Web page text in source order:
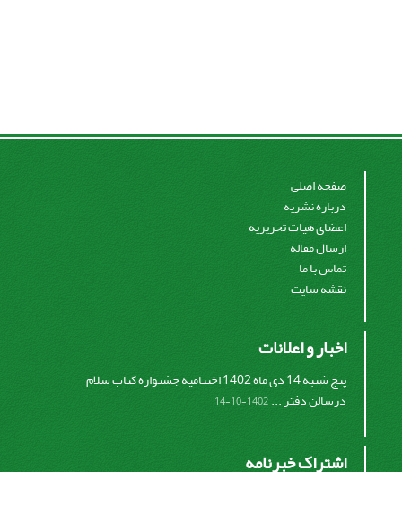
صفحه اصلی
درباره نشریه
اعضای هیات تحریریه
ارسال مقاله
تماس با ما
نقشه سایت
اخبار و اعلانات
پنج شنبه 14 دی ماه 1402 اختتامیه جشنواره کتاب سلام
درسالن دفتر ...1402-10-14
اشتراک خبرنامه